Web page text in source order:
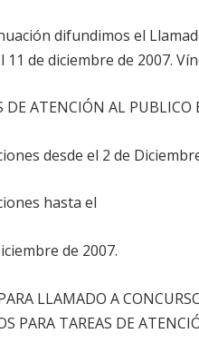
difundimos el
11 de diciembre de 2007.
DE ATENCIÓN AL
desde el 2 de
hasta el
de 2007.
LLAMADO A
PARA TAREAS DE